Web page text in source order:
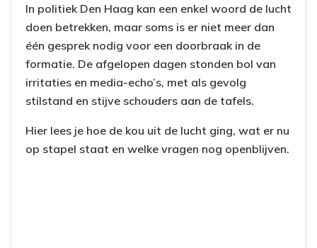
In politiek Den Haag kan een enkel woord de lucht
doen betrekken, maar soms is er niet meer dan
één gesprek nodig voor een doorbraak in de
formatie. De afgelopen dagen stonden bol van
irritaties en media-echo’s, met als gevolg
stilstand en stijve schouders aan de tafels.
Hier lees je hoe de kou uit de lucht ging, wat er nu
op stapel staat en welke vragen nog openblijven.